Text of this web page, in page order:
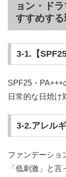
ョン・ド
すすめする
3-1.【
SPF25・PA+++
日常的な日焼け
3-2.アレル
ファンデーショ
「低刺激」と